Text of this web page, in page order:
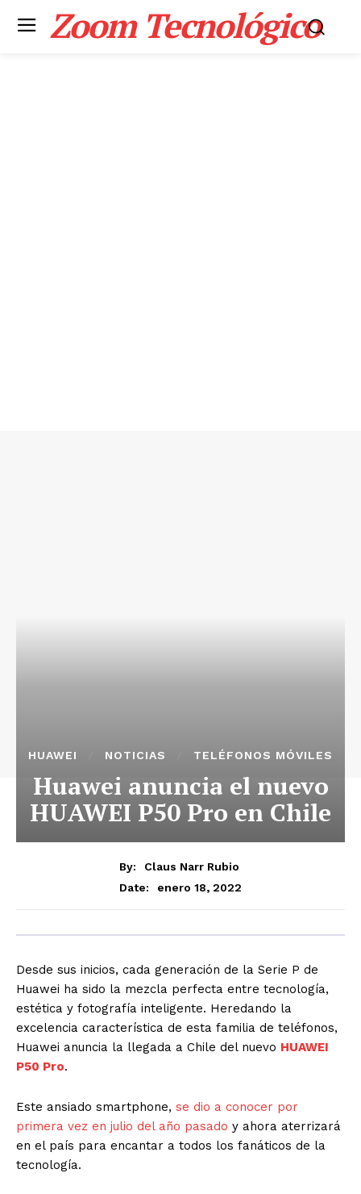
Zoom Tecnológico
HUAWEI NOTICIAS TELÉFONOS MÓVILES
Huawei anuncia el nuevo
HUAWEI P50 Pro en Chile
By:
Claus Narr Rubio
Date:
enero 18, 2022
Desde sus inicios, cada generación de la Serie P de
Huawei ha sido la mezcla perfecta entre tecnología,
estética y fotografía inteligente. Heredando la
excelencia característica de esta familia de teléfonos,
Huawei anuncia la llegada a Chile del nuevo HUAWEI
P50 Pro.
Este ansiado smartphone, se dio a conocer por
primera vez en julio del año pasado y ahora aterrizará
en el país para encantar a todos los fanáticos de la
tecnología.